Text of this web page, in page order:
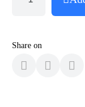
Share on